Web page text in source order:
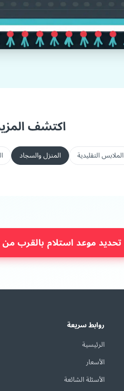
اكتشف
الملابس التقليدية المنزل والسجاد
تحديد موعد استلام بالقرب
روابط سريعة
الرئيسية
الأسعار
الأسئلة الشائعة